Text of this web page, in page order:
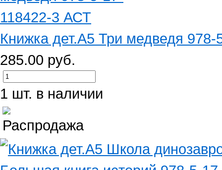
Книжка дет.А5 Три медведя
285.00 руб.
1 шт. в наличии